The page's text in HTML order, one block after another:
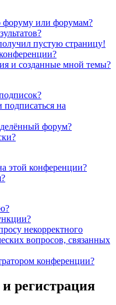
форуму или форумам?
пустую страницу!
и созданные мной темы?
подписаться на
форум?
этой конференции?
некорректного
вопросов, связанных
конференции?
регистрация